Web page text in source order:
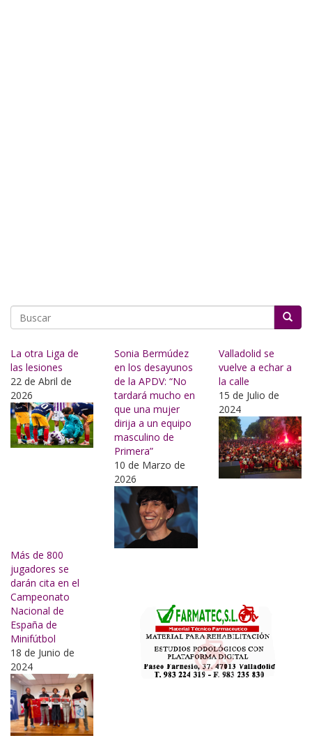
La otra Liga de
las lesiones
22 de Abril de
2026
Sonia Bermúdez
en los desayunos
de la APDV: “No
tardará mucho en
que una mujer
dirija a un equipo
masculino de
Primera”
10 de Marzo de
2026
Valladolid se
vuelve a echar a
la calle
15 de Julio de
2024
Más de 800
jugadores se
darán cita en el
Campeonato
Nacional de
España de
Minifútbol
18 de Junio de
2024